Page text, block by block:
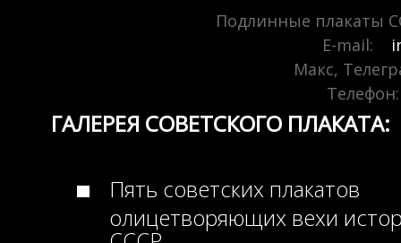
Подлинные плакаты
E-mail:
Макс,
Телефон:
ГАЛЕРЕЯ СОВЕТСКОГО ПЛАКАТА:
Пять советских плакатов
олицетворяющих вехи
СССР